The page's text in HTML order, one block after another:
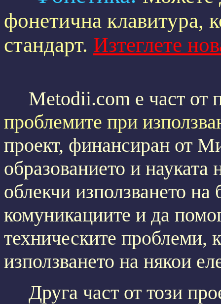
фонетична клавитура,
стандарт. Изтеглете
Metodii.com е част от
проблемите при
проект, финансиран от
образованието и
облекчи използването
комуникациите и да
техническите проблеми,
използването на някои
Друга част от този